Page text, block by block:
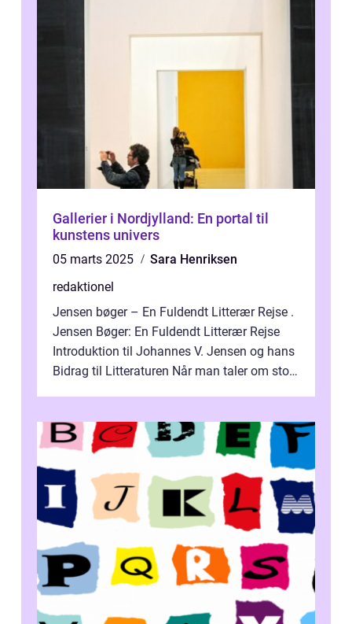
Gallerier i Nordjylland: En portal til
kunstens univers
05 marts 2025
Sara Henriksen
redaktionel
Jensen bøger – En Fuldendt Litterær Rejse .
Jensen Bøger: En Fuldendt Litterær Rejse
Introduktion til Johannes V. Jensen og hans
Bidrag til Litteraturen Når man taler om store